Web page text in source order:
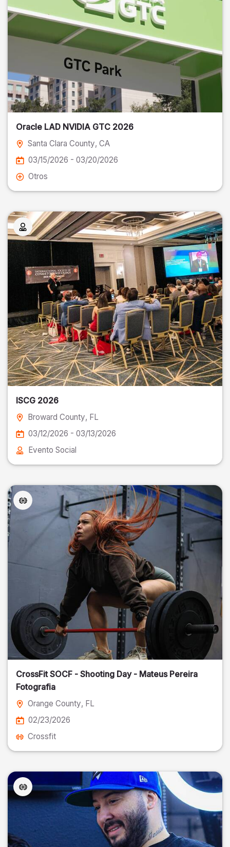
Oracle LAD NVIDIA GTC 2026
Santa Clara County, CA
03/15/2026 - 03/20/2026
Otros
ISCG 2026
Broward County, FL
03/12/2026 - 03/13/2026
Evento Social
CrossFit SOCF - Shooting Day - Mateus Pereira
Fotografia
Orange County, FL
02/23/2026
Crossfit